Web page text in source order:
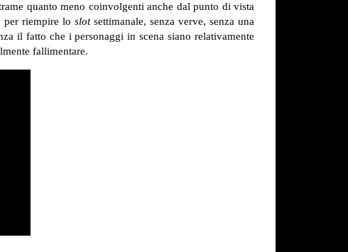
quanto meno coinvolgenti anche dal punto di vista
per riempire loslotsettimanale, senza verve, senza una
il fatto che i personaggi in scena siano relativamente
fallimentare.